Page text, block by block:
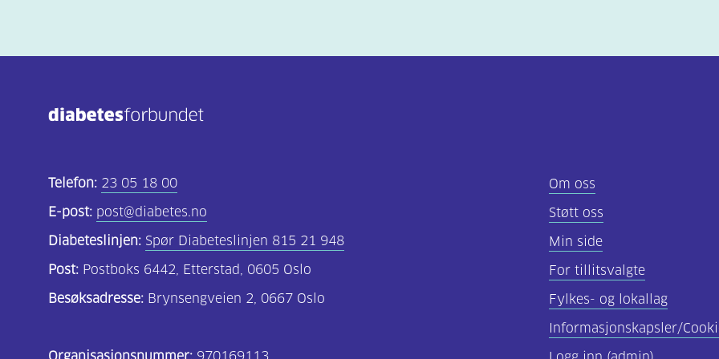
Telefon: 23 05 18 00
E-post: post@diabetes.no
Diabeteslinjen: Spør Diabeteslinjen 815 21 948
Post: Postboks 6442, Etterstad, 0605 Oslo
Besøksadresse: Brynsengveien 2, 0667 Oslo
Om oss
Støtt oss
Min side
For tillitsvalgte
Fylkes- og lokallag
Informasjonskapsler/